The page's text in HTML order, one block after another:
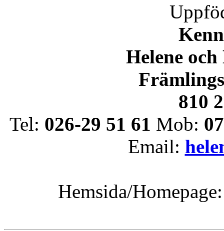
Helene
810
Tel: 026-29 51 61 Mob:
Email:
Hemsida/